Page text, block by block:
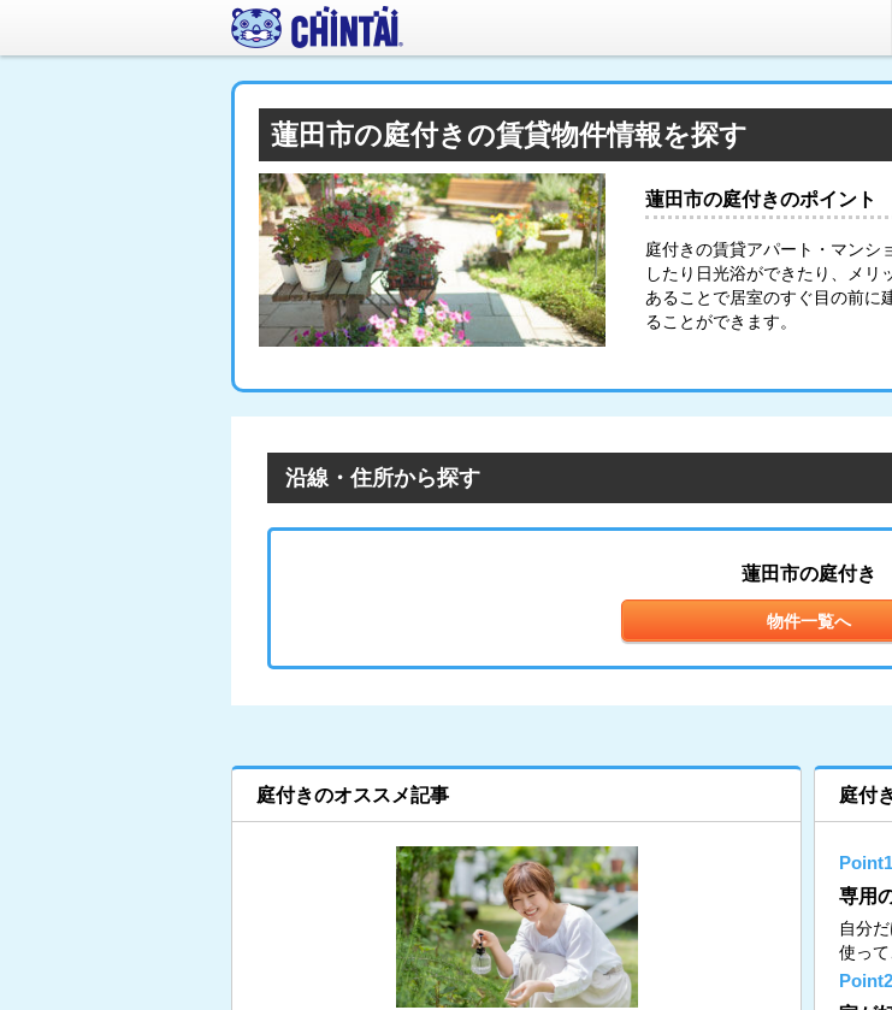
蓮田市の庭付きの賃貸物件情報を探す
蓮田市の庭付きのポイント
庭付きの賃貸アパート・マンシ
したり日光浴ができたり、メ
あることで居室のすぐ目の前に
ることができます。
沿線・住所から探す
蓮田市の庭付き
物件一覧へ
庭付きのオススメ記事 庭付
Point1
専用
自分
使っ
Point2